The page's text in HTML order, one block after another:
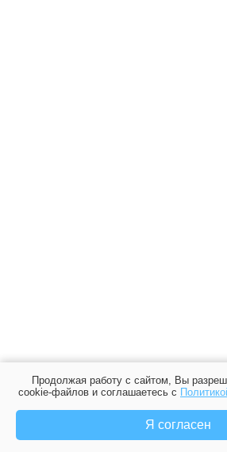
Продолжая работу с сайтом, Вы
cookie-файлов и соглашаетесь с
Я согласен